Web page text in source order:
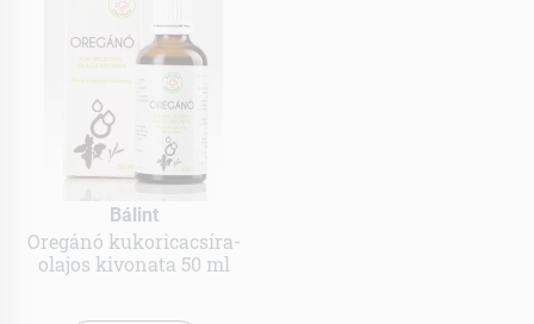
Bálint
Oregánó kukoricacsíra-
olajos kivonata 50 ml